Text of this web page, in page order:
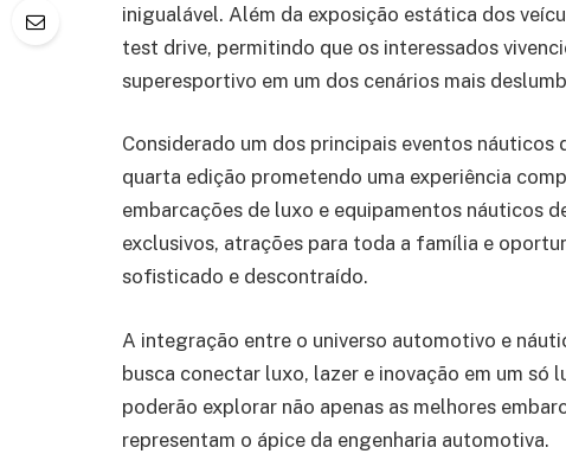
inigualável. Além da exposição estática dos
test drive, permitindo que os interessados
superesportivo em um dos cenários mais
Considerado um dos principais eventos náuticos
quarta edição prometendo uma experiência
embarcações de luxo e equipamentos náuticos
exclusivos, atrações para toda a família e
sofisticado e descontraído.
A integração entre o universo automotivo e
busca conectar luxo, lazer e inovação em um só
poderão explorar não apenas as melhores
representam o ápice da engenharia automotiva.